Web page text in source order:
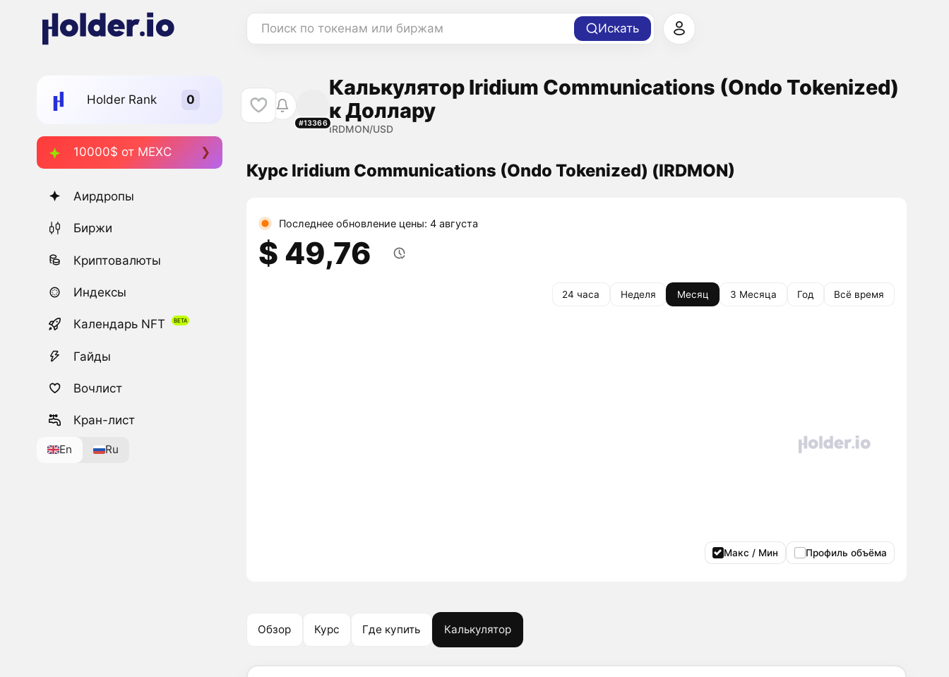
Поиск по токенам или биржам Искать
Holder Rank
10000$ от MEXC
Аирдропы
Биржи
Криптовалюты
Индексы
Календарь NFT
Гайды
Вочлист
Кран-лист
En Ru
#13366
Калькулятор Iridium Communications (Ondo Tokenized)
к Доллару
IRDMON/USD
Курс Iridium Communications (Ondo Tokenized) (IRDMON)
Последнее обновление цены: 4 августа
$ 49,76
24 часа Неделя Месяц 3 Месяца Год Всё время
Макс / Мин Профиль объёма
Обзор Курс Где купить Калькулятор